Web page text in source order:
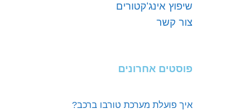
שיפוץ אינג'קטורים
צור קשר
פוסטים אחרונים
איך פועלת מערכת טורבו ברכב?